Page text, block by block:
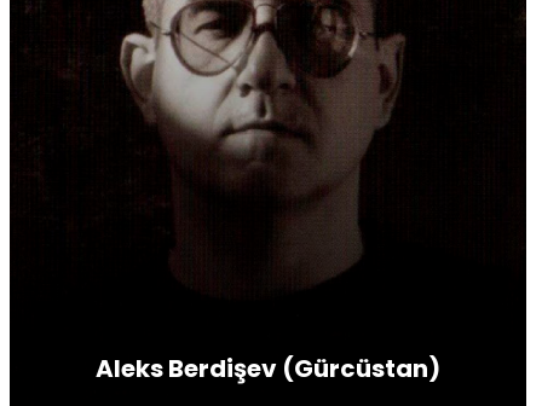
Aleks Berdişev (Gürcüstan)